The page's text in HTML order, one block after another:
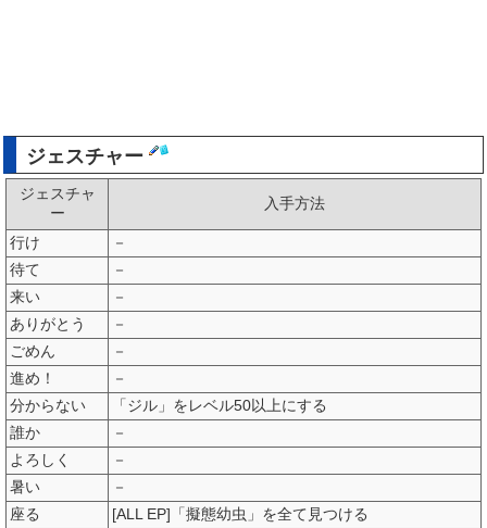
ジェスチャー
ジェスチャ
ー
入手方法
行け
－
待て
－
来い
－
ありがとう
－
ごめん
－
進め！
－
分からない
「ジル」をレベル50以上にする
誰か
－
よろしく
－
暑い
－
座る
[ALL EP]「擬態幼虫」を全て見つける